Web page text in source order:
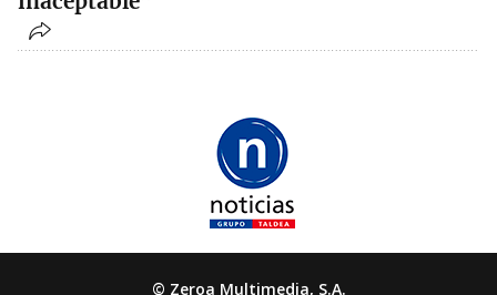
© Zeroa Multimedia, S.A.